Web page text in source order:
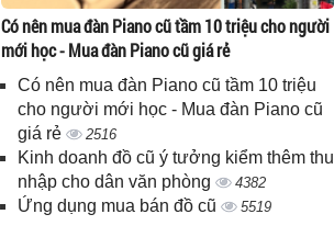
Có nên mua đàn Piano cũ tầm 10 triệu cho người
mới học - Mua đàn Piano cũ giá rẻ
Có nên mua đàn Piano cũ tầm 10 triệu
cho người mới học - Mua đàn Piano cũ
giá rẻ
2516
Kinh doanh đồ cũ ý tưởng kiểm thêm thu
nhập cho dân văn phòng
4382
Ứng dụng mua bán đồ cũ 5519